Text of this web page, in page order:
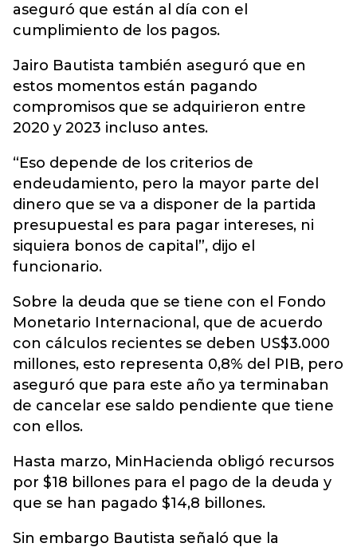
aseguró que están al día con el
cumplimiento de los pagos.
Jairo Bautista también aseguró que en
estos momentos están pagando
compromisos que se adquirieron entre
2020 y 2023 incluso antes.
“Eso depende de los criterios de
endeudamiento, pero la mayor parte del
dinero que se va a disponer de la partida
presupuestal es para pagar intereses, ni
siquiera bonos de capital”, dijo el
funcionario.
Sobre la deuda que se tiene con el Fondo
Monetario Internacional, que de acuerdo
con cálculos recientes se deben US$3.000
millones, esto representa 0,8% del PIB, pero
aseguró que para este año ya terminaban
de cancelar ese saldo pendiente que tiene
con ellos.
Hasta marzo, MinHacienda obligó recursos
por $18 billones para el pago de la deuda y
que se han pagado $14,8 billones.
Sin embargo Bautista señaló que la